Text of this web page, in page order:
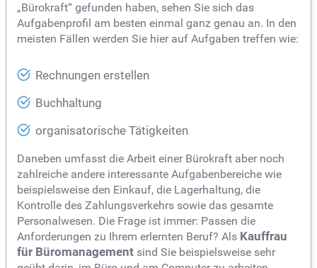
„Bürokraft“ gefunden haben, sehen Sie sich das
Aufgabenprofil am besten einmal ganz genau an. In den
meisten Fällen werden Sie hier auf Aufgaben treffen wie:
Rechnungen erstellen
Buchhaltung
organisatorische Tätigkeiten
Daneben umfasst die Arbeit einer Bürokraft aber noch
zahlreiche andere interessante Aufgabenbereiche wie
beispielsweise den Einkauf, die Lagerhaltung, die
Kontrolle des Zahlungsverkehrs sowie das gesamte
Personalwesen. Die Frage ist immer: Passen die
Anforderungen zu Ihrem erlernten Beruf? Als Kauffrau
für Büromanagement sind Sie beispielsweise sehr